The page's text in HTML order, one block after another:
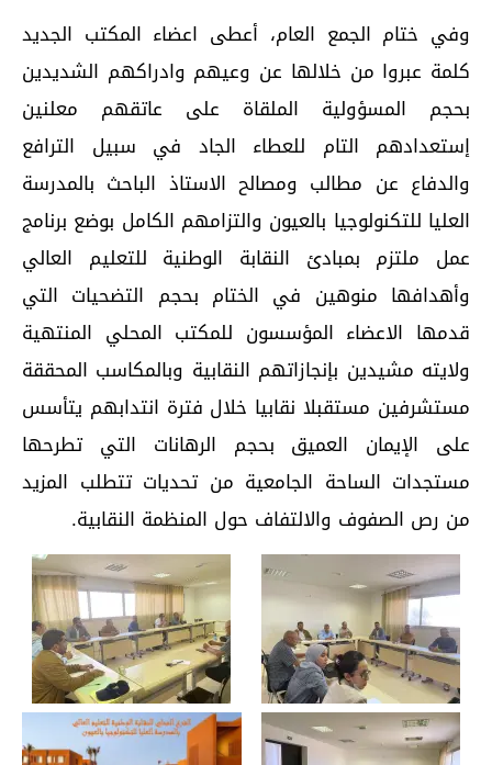
وفي ختام الجمع العام، أعطى اعضاء المكتب الجديد
كلمة عبروا من خلالها عن وعيهم وادراكهم الشديدين
بحجم المسؤولية الملقاة على عاتقهم معلنين
إستعدادهم التام للعطاء الجاد في سبيل الترافع
والدفاع عن مطالب ومصالح الاستاذ الباحث بالمدرسة
العليا للتكنولوجيا بالعيون والتزامهم الكامل بوضع برنامج
عمل ملتزم بمبادئ النقابة الوطنية للتعليم العالي
وأهدافها منوهين في الختام بحجم التضحيات التي
قدمها الاعضاء المؤسسون للمكتب المحلي المنتهية
ولايته مشيدين بإنجازاتهم النقابية وبالمكاسب المحققة
مستشرفين مستقبلا نقابيا خلال فترة انتدابهم يتأسس
على الإيمان العميق بحجم الرهانات التي تطرحها
مستجدات الساحة الجامعية من تحديات تتطلب المزيد
من رص الصفوف والالتفاف حول المنظمة النقابية.